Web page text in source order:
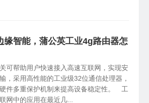
缘智能，蒲公英工业4g路由器怎
可帮助用户快速接入高速互联网，实现安
，采用高性能的工业级32位通信处理器，
件多重保护机制来提高设备稳定性。 工
网中的应用在最近几...